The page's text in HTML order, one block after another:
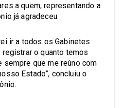
a quem, representando a
já agradeceu.
ir a todos os Gabinetes
o quanto temos
que me reúno com
Estado”, concluiu o